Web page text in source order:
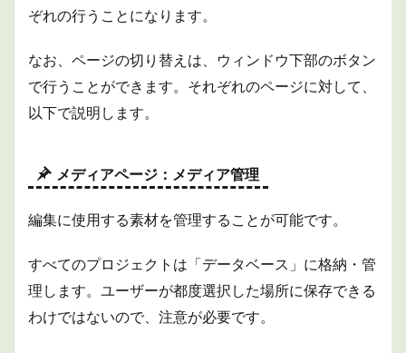
まと
め
ぞれの行うことになります。
なお、ページの切り替えは、ウィンドウ下部のボタン
で行うことができます。 それぞれのページに対して、
以下で説明します。
メディアページ：メディア管理
編集に使用する素材を管理することが可能です。
すべてのプロジェクトは「データベース」に格納・管
理します。ユーザーが都度選択した場所に保存できる
わけではないので、注意が必要です。